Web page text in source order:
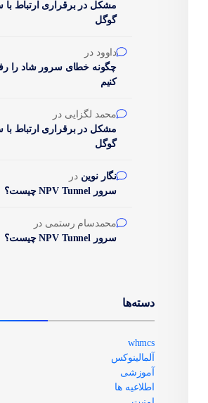
مشکل در برقراری ارتباط با
گوگل
داوود در
چگونه خطای سرور شاد را
کنیم
محمد لگزایی در
مشکل در برقراری ارتباط با
گوگل
نگار نوین در
سرور NPV Tunnel چیست؟
محمدسام رستمی در
سرور NPV Tunnel چیست؟
دسته‌ها
whmcs
آلمالینوکس
آموزشی
اطلاعیه ها